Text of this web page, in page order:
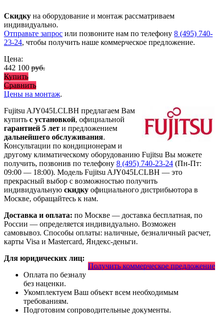
Скидку на оборудование и монтаж рассматриваем
индивидуально.
Отправьте запрос или позвоните нам по телефону 8 (495) 740-
23-24, чтобы получить наше коммерческое предложение.
Цена:
442 100 руб.
Купить
Сравнить
Цены на монтаж.
Fujitsu AJY045LCLBH предлагаем Вам
купить с установкой, официальной
гарантией 5 лет и предложением
дальнейшего обслуживания.
Консультации по кондиционерам и
другому климатическому оборудованию Fujitsu Вы можете
получить, позвонив по телефону 8 (495) 740-23-24 (Пн-Пт:
09:00 — 18:00). Модель Fujitsu AJY045LCLBH — это
прекрасный выбор с возможностью получить
индивидуальную скидку официального дистрибьютора в
Москве, обращайтесь к нам.
Доставка и оплата: по Москве — доставка бесплатная, по
России — определяется индивидуально. Возможен
самовывоз. Способы оплаты: наличные, безналичный расчет,
карты Visa и Mastercard, Яндекс-деньги.
Получить коммерческое предложение
Для юридических лиц:
Оплата по безналу
без наценки.
Укомплектуем Ваш объект всем необходимым
требованиям.
Подготовим сопроводительные документы.